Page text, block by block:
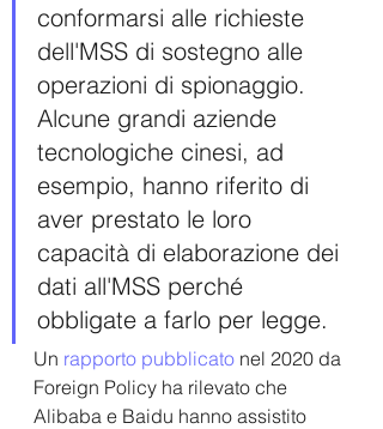
conformarsi alle richieste
dell'MSS di sostegno alle
operazioni di spionaggio.
Alcune grandi aziende
tecnologiche cinesi, ad
esempio, hanno riferito di
aver prestato le loro
capacità di elaborazione dei
dati all'MSS perché
obbligate a farlo per legge.
Un rapporto pubblicato nel 2020 da
Foreign Policy ha rilevato che
Alibaba e Baidu hanno assistito